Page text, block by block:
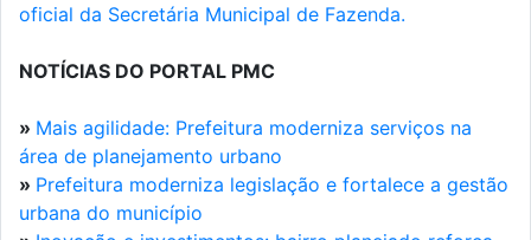
oficial da Secretária Municipal de Fazenda.
NOTÍCIAS DO PORTAL PMC
» Mais agilidade: Prefeitura moderniza serviços na
área de planejamento urbano
» Prefeitura moderniza legislação e fortalece a gestão
urbana do município